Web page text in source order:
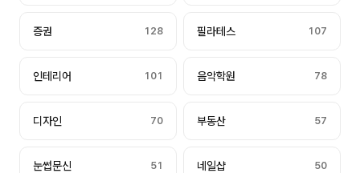
증권 128 필라테스 107
인테리어 101 음악학원 78
디자인 70 부동산 57
눈썹문신 51 네일샵 50